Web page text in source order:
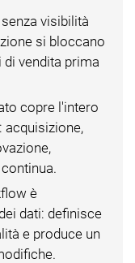
visibilità
si bloccano
vendita prima
copre l'intero
acquisizione,
è
dati: definisce
e produce un